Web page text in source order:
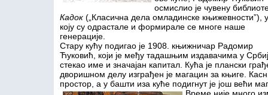
осмислио је чувену
Кадок („Класична дела омладинске књижевности”),
коју су одрастале и формирале се многе наше
генерације.
Стару кућу подигао је 1908. књижничар Радомир
Ћуковић, који је међу тадашњим издавачима у
стекао име и значајан капитал. Кућа је плански
дворишном делу изграђен је магацин за књиге.
простор, а у башти иза куће подигнут је још већи